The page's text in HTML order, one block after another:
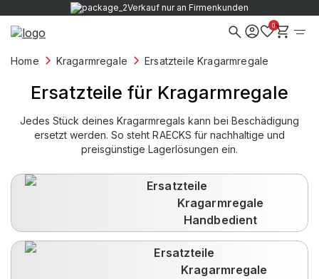
nur an Firmenkunden
0
Home Kragarmregale Ersatzteile Kragarmregale
Ersatzteile für Kragarmregale
Jedes Stück deines Kragarmregals kann bei Beschädigung
ersetzt werden. So steht RAECKS für nachhaltige und
preisgünstige Lagerlösungen ein.
Ersatzteile
Kragarmregale
Handbedient
Ersatzteile
Kragarmregale